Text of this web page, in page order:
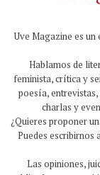
Uve Magazine es
Hablamos de
feminista, crítica y
poesía,
charlas y
¿Quieres proponer
Puedes escribirnos
Las opiniones,